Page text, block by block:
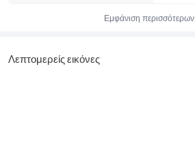
Εμφάνιση περισσότερων
Λεπτομερείς εικόνες